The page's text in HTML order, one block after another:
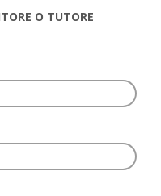
O TUTORE